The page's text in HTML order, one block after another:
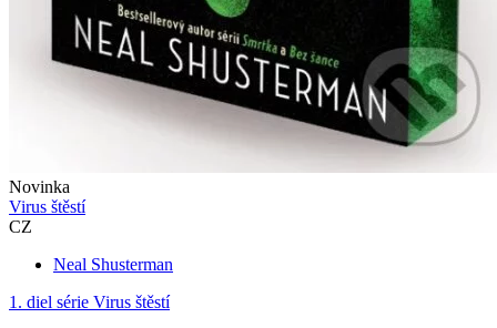
Novinka
Virus štěstí
CZ
Neal Shusterman
1. diel série Virus štěstí